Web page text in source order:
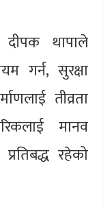
दीपक थापाले
गर्न, सुरक्षा
तीव्रता
मानव
रहेको